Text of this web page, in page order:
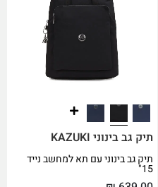
תיק גב בינוני KAZUKI
תיק גב בינוני עם תא למחשב נייד
15"